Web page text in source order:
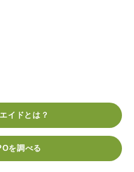
イドとは？
を調べる